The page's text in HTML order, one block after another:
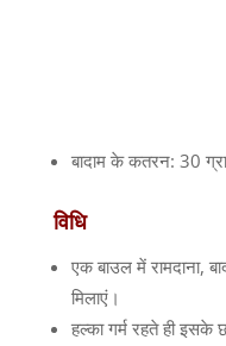
बादाम के कतरन: 30
विधि
एक बाउल में रामदाना,
मिलाएं।
हल्का गर्म रहते ही